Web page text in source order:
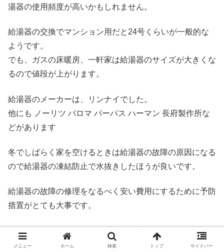
湯器の使用頻度が高いかもしれません。
給湯器の交換でマンション用だと24号くらいが一般的な
ようです。
でも、ガスの床暖房、一軒家は給湯器のサイズが大きくな
るので値段が上がります。
給湯器のメーカーは、リンナイでした。
他にも ノーリツ パロマ パーパス ハーマン 長府製作所な
どがあります
冬でしばらく家を空けるときは給湯器の故障の原因になる
ので給湯器の凍結防止で水抜きしたほうが良いです。
給湯器の故障の修理をなるべく安い費用にするために予防
措置がとても大事です。
少し時間的に余裕があるなら給湯器交換でホームセンター
で下調べするのもおすすめです。
メニュー ホーム 検索 トップ サイドバー